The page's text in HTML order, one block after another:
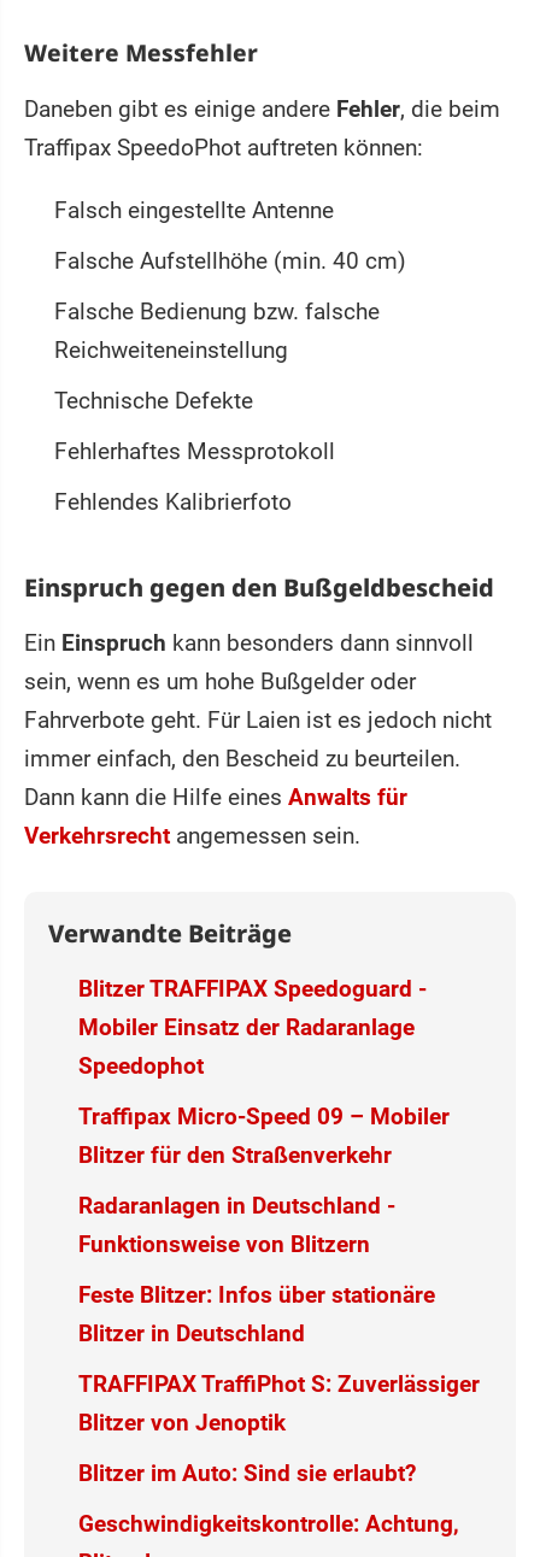
Weitere Messfehler
Daneben gibt es einige andere Fehler, die beim
Traffipax SpeedoPhot auftreten können:
Falsch eingestellte Antenne
Falsche Aufstellhöhe (min. 40 cm)
Falsche Bedienung bzw. falsche
Reichweiteneinstellung
Technische Defekte
Fehlerhaftes Messprotokoll
Fehlendes Kalibrierfoto
Einspruch gegen den Bußgeldbescheid
Ein Einspruch kann besonders dann sinnvoll
sein, wenn es um hohe Bußgelder oder
Fahrverbote geht. Für Laien ist es jedoch nicht
immer einfach, den Bescheid zu beurteilen.
Dann kann die Hilfe eines Anwalts für
Verkehrsrecht angemessen sein.
Verwandte Beiträge
Blitzer TRAFFIPAX Speedoguard -
Mobiler Einsatz der Radaranlage
Speedophot
Traffipax Micro-Speed 09 – Mobiler
Blitzer für den Straßenverkehr
Radaranlagen in Deutschland -
Funktionsweise von Blitzern
Feste Blitzer: Infos über stationäre
Blitzer in Deutschland
TRAFFIPAX TraffiPhot S: Zuverlässiger
Blitzer von Jenoptik
Blitzer im Auto: Sind sie erlaubt?
Geschwindigkeitskontrolle: Achtung,